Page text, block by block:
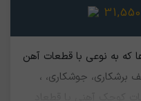
31,550
که به نوعی با قطعات آهن
برشکاری، جوشکاری، ،